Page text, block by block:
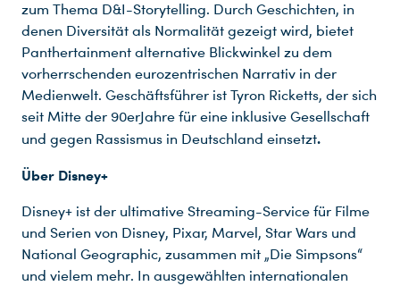
zum Thema D&I-Storytelling. Durch Geschichten, in
denen Diversität als Normalität gezeigt wird, bietet
Panthertainment alternative Blickwinkel zu dem
vorherrschenden eurozentrischen Narrativ in der
Medienwelt. Geschäftsführer ist Tyron Ricketts, der sich
seit Mitte der 90erJahre für eine inklusive Gesellschaft
und gegen Rassismus in Deutschland einsetzt.
Über Disney+
Disney+ ist der ultimative Streaming-Service für Filme
und Serien von Disney, Pixar, Marvel, Star Wars und
National Geographic, zusammen mit „Die Simpsons“
und vielem mehr. In ausgewählten internationalen